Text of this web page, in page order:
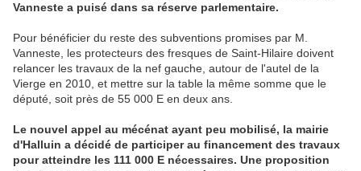
Vanneste a puisé dans sa réserve parlementaire.
Pour bénéficier du reste des subventions promises par M.
Vanneste, les protecteurs des fresques de Saint-Hilaire doivent
relancer les travaux de la nef gauche, autour de l'autel de la
Vierge en 2010, et mettre sur la table la même somme que le
député, soit près de 55 000 E en deux ans.
Le nouvel appel au mécénat ayant peu mobilisé, la mairie
d'Halluin a décidé de participer au financement des travaux
pour atteindre les 111 000 E nécessaires. Une proposition